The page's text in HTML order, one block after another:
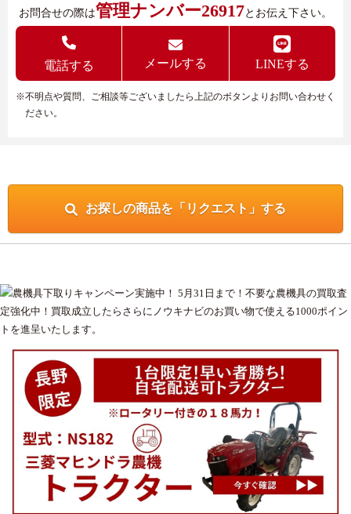
お問合せの際は管理ナンバー26917とお伝え下さい。
電話する メールする LINEする
※不明点や質問、ご相談等ございましたら上記のボタンよりお問い合わせく
ださい。
お探しの商品を「リクエスト」する